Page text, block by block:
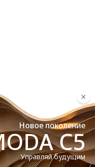
Новое поколение
C5
Управляй будущим